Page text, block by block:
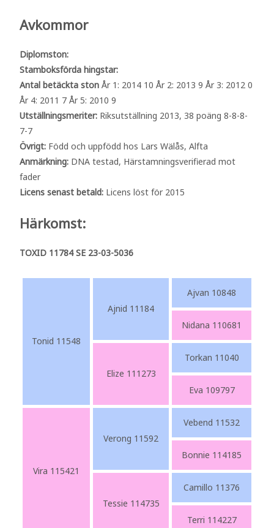
Avkommor
Diplomston:
Stamboksförda hingstar:
Antal betäckta ston År 1: 2014 10 År 2: 2013 9 År 3: 2012 0
År 4: 2011 7 År 5: 2010 9
Utställningsmeriter: Riksutställning 2013, 38 poäng 8-8-8-
7-7
Övrigt: Född och uppfödd hos Lars Wälås, Alfta
Anmärkning: DNA testad, Härstamningsverifierad mot
fader
Licens senast betald: Licens löst för 2015
Härkomst:
TOXID 11784 SE 23-03-5036
Tonid 11548
Ajnid 11184
Ajvan 10848
Nidana 110681
Elize 111273
Torkan 11040
Eva 109797
Vira 115421
Verong 11592
Vebend 11532
Bonnie 114185
Tessie 114735
Camillo 11376
Terri 114227